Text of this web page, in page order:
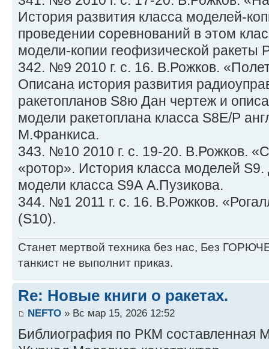
История развития класса моделей-
проведении соревнований в этом
модели-копии геофизической ракеты
342. №9 2010 г. с. 16. В.Рожков.
Описана история развития
ракетопланов S8ю Дан чертеж и
модели ракетоплана класса S8E/P
М.Франкиса.
343. №10 2010 г. с. 19-20. В.Рожков.
«ротор». История класса моделей
модели класса S9А А.Пузикова.
344. №1 2011 г. с. 16. В.Рожков.
(S10).
Станет мертвой техника без нас, Без
танкист не выполнит приказ.
Re: Новые книги о ракетах.
NEFTO » Вс мар 15, 2026 12:52
Библиография по РКМ составленная